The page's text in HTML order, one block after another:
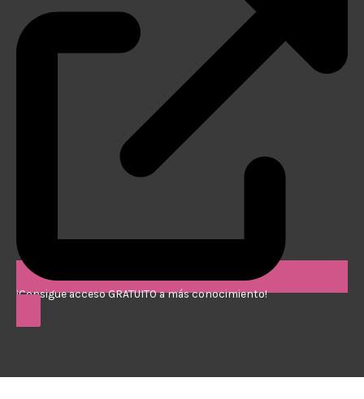
¡Consigue acceso GRATUITO a más conocimiento!